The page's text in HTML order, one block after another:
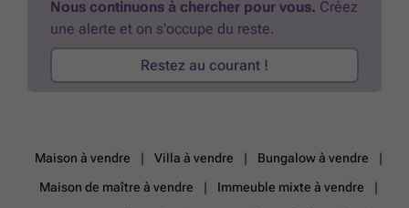
pour organiser une visite, contactez Cyril au ###En savoir plus ?
Nous continuons à chercher pour vous. Créez
une alerte et on s'occupe du reste.
Restez au courant !
Maison à vendre Villa à vendre
Bungalow à vendre
Maison de maître à vendre
Immeuble mixte à vendre